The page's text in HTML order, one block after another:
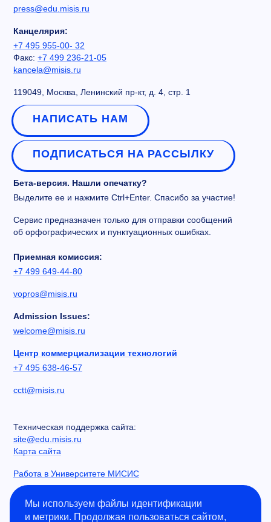
press@edu.misis.ru
Канцелярия:
+7 495 955-00- 32
Факс: +7 499 236-21-05
kancela@misis.ru
119049, Москва, Ленинский пр-кт, д. 4, стр. 1
НАПИСАТЬ НАМ
ПОДПИСАТЬСЯ НА РАССЫЛКУ
Бета-версия. Нашли опечатку?
Выделите ее и нажмите Ctrl+Enter. Спасибо за участие!
Сервис предназначен только для отправки сообщений
об орфографических и пунктуационных ошибках.
Приемная комиссия:
+7 499 649-44-80
vopros@misis.ru
Admission Issues:
welcome@misis.ru
Центр коммерциализации технологий
+7 495 638-46-57
cctt@misis.ru
Техническая поддержка сайта:
site@edu.misis.ru
Карта сайта
Работа в Университете МИСИС
Сведения об образовательной организации
Информация о закупках
Мы используем файлы идентификации
и метрики. Продолжая пользоваться сайтом,